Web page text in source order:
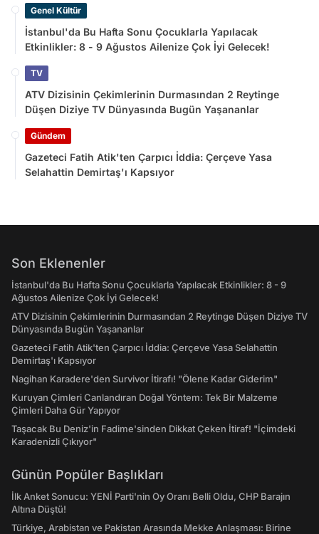
Genel Kültür
İstanbul'da Bu Hafta Sonu Çocuklarla Yapılacak
Etkinlikler: 8 - 9 Ağustos Ailenize Çok İyi Gelecek!
TV
ATV Dizisinin Çekimlerinin Durmasından 2 Reytinge
Düşen Diziye TV Dünyasında Bugün Yaşananlar
Gündem
Gazeteci Fatih Atik'ten Çarpıcı İddia: Çerçeve Yasa
Selahattin Demirtaş'ı Kapsıyor
Son Eklenenler
İstanbul'da Bu Hafta Sonu Çocuklarla Yapılacak Etkinlikler: 8 - 9
Ağustos Ailenize Çok İyi Gelecek!
ATV Dizisinin Çekimlerinin Durmasından 2 Reytinge Düşen Diziye TV
Dünyasında Bugün Yaşananlar
Gazeteci Fatih Atik'ten Çarpıcı İddia: Çerçeve Yasa Selahattin
Demirtaş'ı Kapsıyor
Nagihan Karadere'den Survivor İtirafı! "Ölene Kadar Giderim"
Kuruyan Çimleri Canlandıran Doğal Yöntem: Tek Bir Malzeme
Çimleri Daha Gür Yapıyor
Taşacak Bu Deniz'in Fadime'sinden Dikkat Çeken İtiraf! "İçimdeki
Karadenizli Çıkıyor"
Günün Popüler Başlıkları
İlk Anket Sonucu: YENİ Parti'nin Oy Oranı Belli Oldu, CHP Barajın
Altına Düştü!
Türkiye, Arabistan ve Pakistan Arasında Mekke Anlaşması: Birine